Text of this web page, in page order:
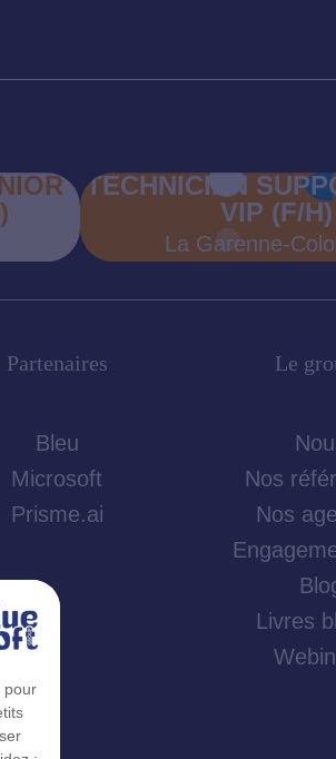
TECHNICIEN
VIP (F/H)
La Garenne‍-‍
Partenaires
Bleu
Microsoft
Prisme.ai
Le
Nos
Nos
Livres